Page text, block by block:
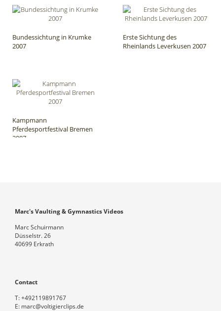
Bundessichtung in Krumke
2007
Erste Sichtung des
Rheinlands Leverkusen 2007
Kampmann
Pferdesportfestival Bremen
2007
Marc's Vaulting & Gymnastics Videos
Marc Schuirmann
Düsselstr. 26
40699 Erkrath
Contact
T:+492119891767
E: marc@voltigierclips.de